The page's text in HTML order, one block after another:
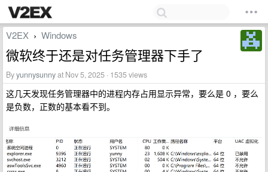
V2EX › Windows
微软终于还是对任务管理器下手了
Byyunnysunnyat Nov 5, 2025 · 1535 views
这几天发现任务管理器中的进程内存占用显示异常，要么是 0 ，要么
是负数，正数的基本看不到。